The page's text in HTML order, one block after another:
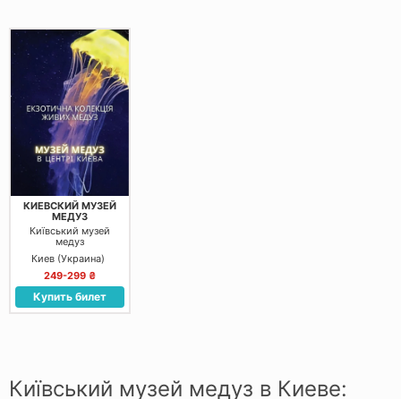
КИЕВСКИЙ МУЗЕЙ
МЕДУЗ
Київський музей
медуз
Киев (Украина)
249-299 ₴
Купить билет
Київський музей медуз в Киеве: